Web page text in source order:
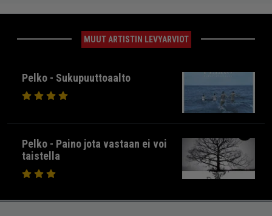
MUUT ARTISTIN LEVYARVIOT
Pelko - Sukupuuttoaalto
Pelko - Paino jota vastaan ei voi
taistella